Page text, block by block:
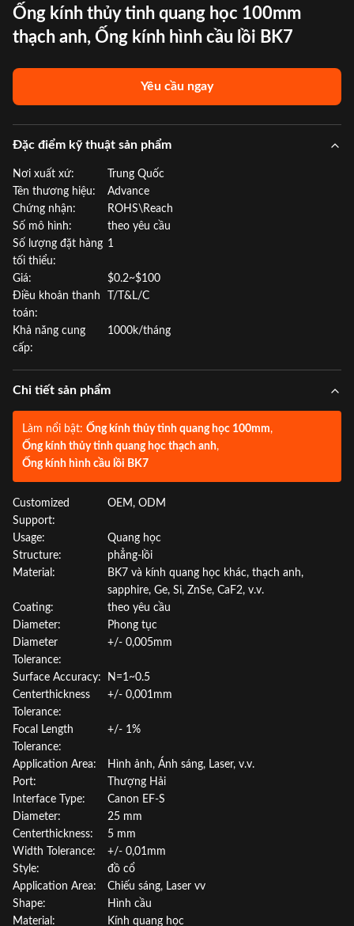
Ống kính thủy tinh quang học 100mm
thạch anh, Ống kính hình cầu lồi BK7
Yêu cầu ngay
Đặc điểm kỹ thuật sản phẩm
Nơi xuất xứ:
Trung Quốc
Tên thương hiệu:
Advance
Chứng nhận:
ROHS\Reach
Số mô hình:
theo yêu cầu
Số lượng đặt hàng
tối thiểu:
1
Giá:
$0.2~$100
Điều khoản thanh
toán:
T/T&L/C
Khả năng cung
cấp:
1000k/tháng
Chi tiết sản phẩm
Làm nổi bật: Ống kính thủy tinh quang học 100mm,
Ống kính thủy tinh quang học thạch anh,
Ống kính hình cầu lồi BK7
Customized
Support:
OEM, ODM
Usage:
Quang học
Structure:
phẳng-lồi
Material:
BK7 và kính quang học khác, thạch anh,
sapphire, Ge, Si, ZnSe, CaF2, v.v.
Coating:
theo yêu cầu
Diameter:
Phong tục
Diameter
Tolerance:
+/- 0,005mm
Surface Accuracy:
N=1~0.5
Centerthickness
Tolerance:
+/- 0,001mm
Focal Length
Tolerance:
+/- 1%
Application Area:
Hình ảnh, Ánh sáng, Laser, v.v.
Port:
Thượng Hải
Interface Type:
Canon EF-S
Diameter:
25 mm
Centerthickness:
5 mm
Width Tolerance:
+/- 0,01mm
Style:
đồ cổ
Application Area:
Chiếu sáng, Laser vv
Shape:
Hình cầu
Material:
Kính quang học